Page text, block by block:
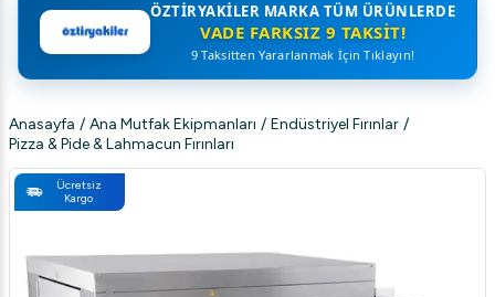
ÖZTIRYAKILER MARKA TÜM ÜRÜNLERDE
VADE FARKSIZ 9 TAKSIT!
9 Taksitten Yararlanmak İçin Tıklayın!
Anasayfa / Ana Mutfak Ekipmanları / Endüstriyel Fırınlar /
Pizza & Pide & Lahmacun Fırınları
Ücretsiz
Kargo